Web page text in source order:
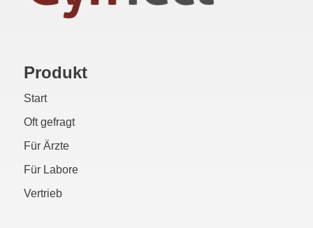
Produkt
Start
Oft gefragt
Für Ärzte
Für Labore
Vertrieb